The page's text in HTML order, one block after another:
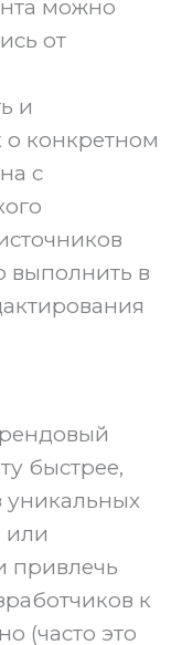
можно
от
и
о конкретном
с
в
быстрее,
уникальных
или
привлечь
к
(часто это